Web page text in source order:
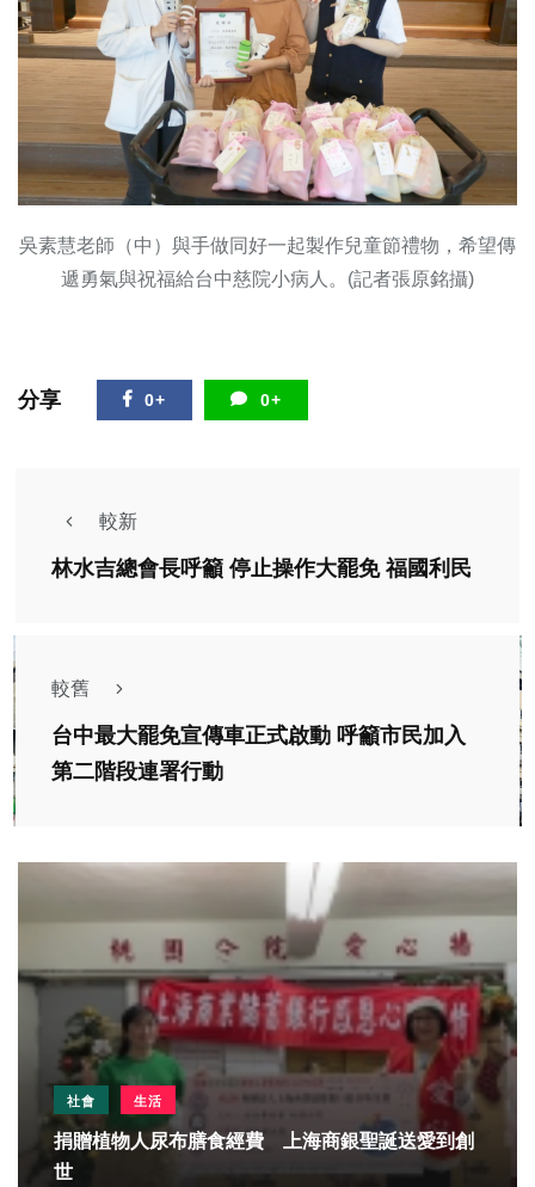
吳素慧老師（中）與手做同好一起製作兒童節禮物，希望傳
遞勇氣與祝福給台中慈院小病人。(記者張原銘攝)
分享 0+ 0+
較新
林水吉總會長呼籲 停止操作大罷免 福國利民
較舊
台中最大罷免宣傳車正式啟動 呼籲市民加入
第二階段連署行動
社會 生活
捐贈植物人尿布膳食經費 上海商銀聖誕送愛到創
世